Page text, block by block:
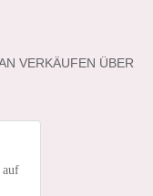
VERKÄUFEN ÜBER